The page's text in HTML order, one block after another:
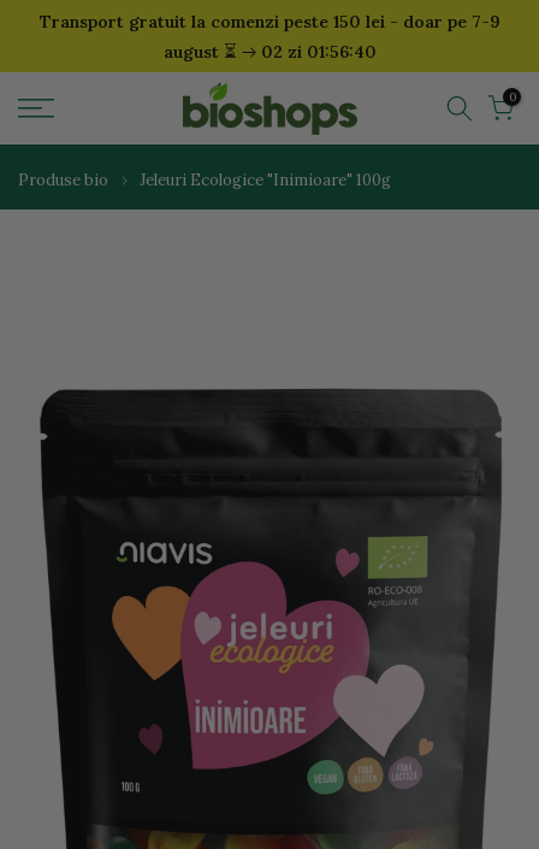
SariTransport gratuit la comenzi peste 150 lei - doar pe 7-9
august ⏳ 02 zi 01:56:39
0
Produse bio Jeleuri Ecologice "Inimioare" 100g